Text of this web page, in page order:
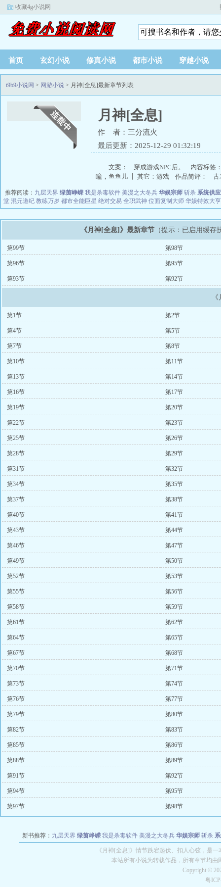
收藏4g小说网
首页 玄幻小说 修真小说 都市小说 穿越小说
t9b9小说网 > 网游小说 > 月神[全息]最新章节列表
月神[全息]
作 者：三分流火
最后更新：2025-12-29 01:32:19
文案： 穿成游戏NPC后。 内容标签
瞳，鱼鱼儿 ┃ 其它：游戏 作品简评： 古
推荐阅读： 九层天界 绿茵峥嵘 我是杀毒软件 美漫之大冬兵 华娱宗师 斩杀 系统供
堂 混元道纪 教练万岁 都市全能巨星 绝对交易 全职武神 位面复制大师 华娱特效大亨
《月神[全息]》最新章节 （提示：已启用缓
第99节 第98节
第96节 第95节
第93节 第92节
第1节 第2节
第4节 第5节
第7节 第8节
第10节 第11节
第13节 第14节
第16节 第17节
第19节 第20节
第22节 第23节
第25节 第26节
第28节 第29节
第31节 第32节
第34节 第35节
第37节 第38节
第40节 第41节
第43节 第44节
第46节 第47节
第49节 第50节
第52节 第53节
第55节 第56节
第58节 第59节
第61节 第62节
第64节 第65节
第67节 第68节
第70节 第71节
第73节 第74节
第76节 第77节
第79节 第80节
第82节 第83节
第85节 第86节
第88节 第89节
第91节 第92节
第94节 第95节
第97节 第98节
新书推荐： 九层天界 绿茵峥嵘 我是杀毒软件 美漫之大冬兵 华娱宗师 斩杀
教练万岁 都市全能巨星 绝对交易 全职武神 位面复
《月神[全息]》情节跌宕起伏、扣人心弦，是
本站所有小说为转载作品，所有章节均
Copyright ©
粤